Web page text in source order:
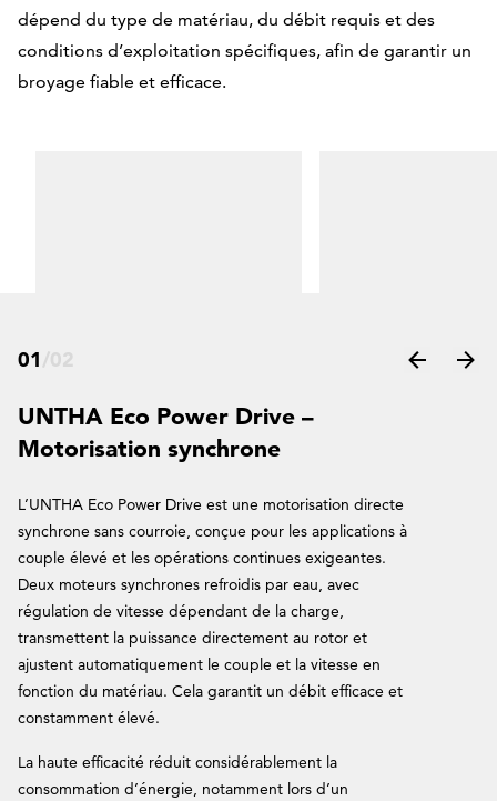
dépend du type de matériau, du débit requis et des
conditions d’exploitation spécifiques, afin de garantir un
broyage fiable et efficace.
01
UNTHA Eco Power Drive –
Motorisation synchrone
L’UNTHA Eco Power Drive est une motorisation directe
synchrone sans courroie, conçue pour les applications à
couple élevé et les opérations continues exigeantes.
Deux moteurs synchrones refroidis par eau, avec
régulation de vitesse dépendant de la charge,
transmettent la puissance directement au rotor et
ajustent automatiquement le couple et la vitesse en
fonction du matériau. Cela garantit un débit efficace et
constamment élevé.
La haute efficacité réduit considérablement la
consommation d’énergie, notamment lors d’un